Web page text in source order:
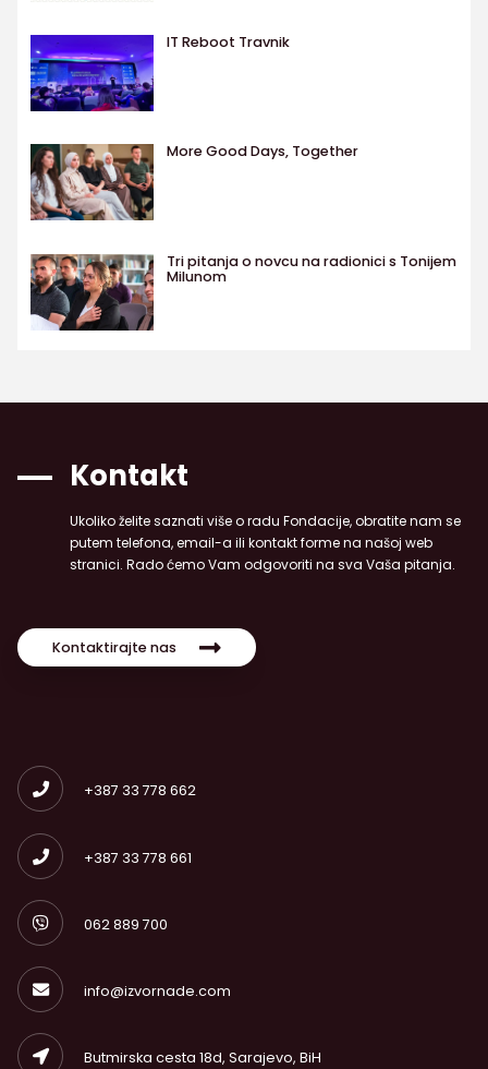
IT Reboot Travnik
More Good Days, Together
Tri pitanja o novcu na radionici s Tonijem
Milunom
Kontakt
Ukoliko želite saznati više o radu Fondacije, obratite nam se
putem telefona, email-a ili kontakt forme na našoj web
stranici. Rado ćemo Vam odgovoriti na sva Vaša pitanja.
Kontaktirajte nas
+387 33 778 662
+387 33 778 661
062 889 700
info@izvornade.com
Butmirska cesta 18d, Sarajevo, BiH